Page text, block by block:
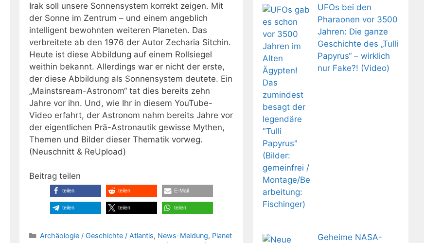
Irak soll unsere Sonnensystem korrekt zeigen. Mit
der Sonne im Zentrum – und einem angeblich
intelligent bewohnten weiteren Planeten. Das
verbreitete ab den 1976 der Autor Zecharia Sitchin.
Heute ist diese Abbildung auf einem Rollsiegel
weithin bekannt. Allerdings war er nicht der erste,
der diese Abbildung als Sonnensystem deutete. Ein
„Mainstsream-Astronom“ tat dies bereits zehn
Jahre vor ihn. Und, wie Ihr in diesem YouTube-
Video erfahrt, der Astronom nahm bereits Jahre vor
der eigentlichen Prä-Astronautik gewisse Mythen,
Themen und Bilder dieser Thematik vorweg.
(Neuschnitt & ReUpload)
Beitrag teilen
teilen teilen E-Mail
teilen teilen teilen
Kategorien
Archäologie / Geschichte / Atlantis, News-Meldung, Planet
UFOs bei den
Pharaonen vor 3500
Jahren: Die ganze
Geschichte des „Tulli
Papyrus“ – wirklich
nur Fake?! (Video)
Geheime NASA-